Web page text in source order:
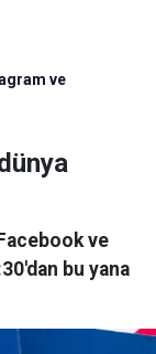
ve
ve
bu yana